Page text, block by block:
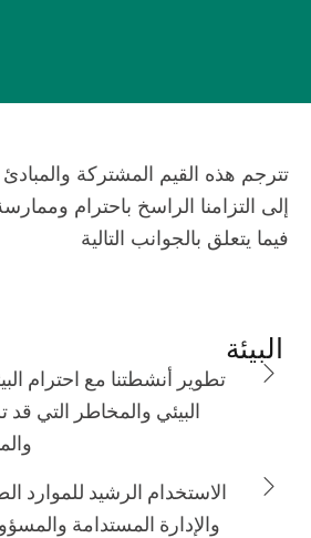
تترجم هذه القيم المشتركة والمبادئ
إلى التزامنا الراسخ باحترام
فيما يتعلق بالجوانب التالية
البيئة
تطوير أنشطتنا مع احترام
البيئي والمخاطر التي قد
الاستخدام الرشيد للموارد
والإدارة المستدامة